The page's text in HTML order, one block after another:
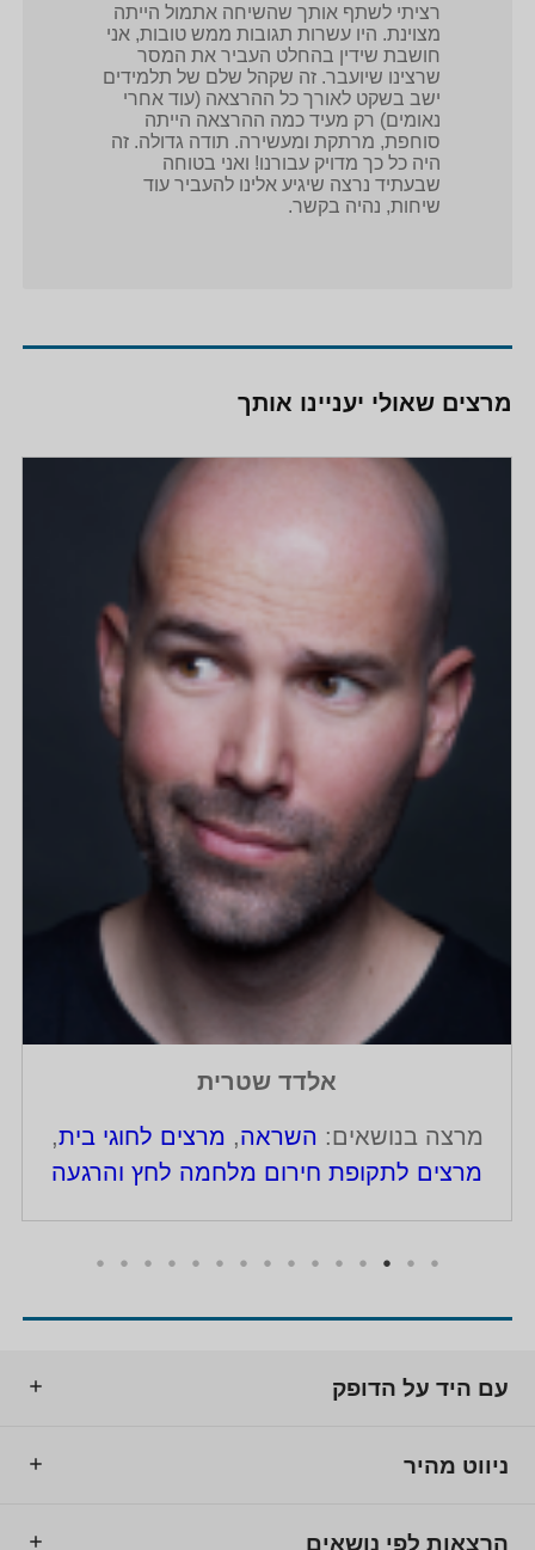
רציתי לשתף אותך שהשיחה אתמול הייתה
מצוינת. היו עשרות תגובות ממש טובות, אני
חושבת שידין בהחלט העביר את המסר
שרצינו שיועבר. זה שקהל שלם של תלמידים
ישב בשקט לאורך כל ההרצאה (עוד אחרי
נאומים) רק מעיד כמה ההרצאה הייתה
סוחפת, מרתקת ומעשירה. תודה גדולה. זה
היה כל כך מדויק עבורנו! ואני בטוחה
שבעתיד נרצה שיגיע אלינו להעביר עוד
שיחות, נהיה בקשר.
מרצים שאולי יעניינו אותך
אלדד שטרית
מרצה בנושאים: השראה, מרצים לחוגי בית,
מרצים לתקופת חירום מלחמה לחץ והרגעה
עם היד על הדופק
ניווט מהיר
הרצאות לפי נושאים